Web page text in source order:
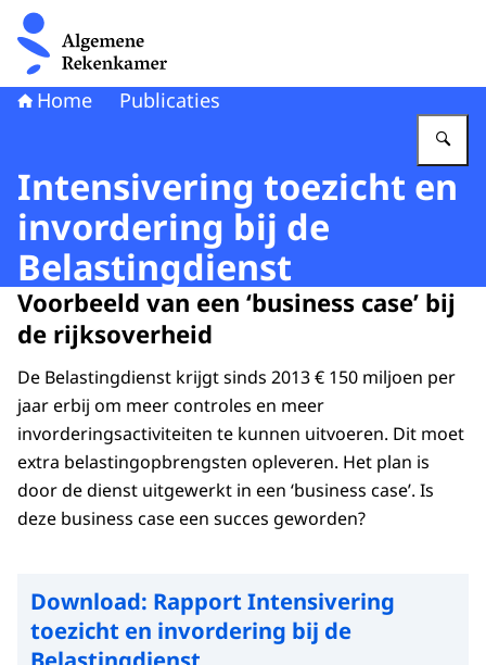
Naar de homepage van Algemene Rekenkamer
Home Publicaties
Intensivering toezicht en
invordering bij de
Belastingdienst
Voorbeeld van een ‘business case’ bij
de rijksoverheid
De Belastingdienst krijgt sinds 2013 € 150 miljoen per
jaar erbij om meer controles en meer
invorderingsactiviteiten te kunnen uitvoeren. Dit moet
extra belastingopbrengsten opleveren. Het plan is
door de dienst uitgewerkt in een ‘business case’. Is
deze business case een succes geworden?
Download: Rapport Intensivering
toezicht en invordering bij de